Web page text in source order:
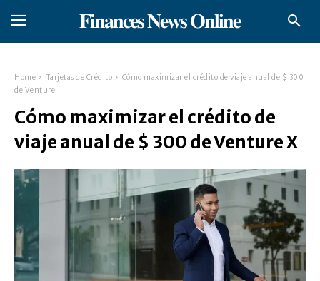
𝐅𝐢𝐧𝐚𝐧𝐜𝐞𝐬 𝐍𝐞𝐰𝐬 𝐎𝐧𝐥𝐢𝐧𝐞
Home Tarjetas de Crédito
Cómo maximizar el crédito de viaje anual de $ 300
de Venture...
Cómo maximizar el crédito de
viaje anual de $ 300 de Venture X